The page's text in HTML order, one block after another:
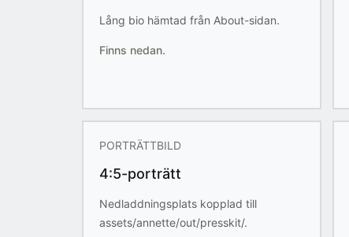
Lång bio hämtad från About-sidan.
Finns nedan.
PORTRÄTTBILD
4:5-porträtt
Nedladdningsplats kopplad till
assets/annette/out/presskit/.